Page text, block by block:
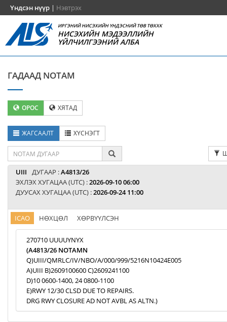
Үндсэн нүүр | Нэвтрэх
ИРГЭНИЙ НИСЭХИЙН ҮНДЭСНИЙ ТӨВ ТӨХХК
НИСЭХИЙН МЭДЭЭЛЛИЙН
ҮЙЛЧИЛГЭЭНИЙ АЛБА
ГАДААД NOTAM
ОРОС ХЯТАД
ЖАГСААЛТ ХҮСНЭГТ
UIII ДУГААР :A4813/26
ЭХЛЭХ ХУГАЦАА (UTC) :2026-09-10 06:00
ДУУСАХ ХУГАЦАА (UTC) :2026-09-24 11:00
ICAO НӨХЦӨЛ ХӨРВҮҮЛСЭН
270710 UUUUYNYX
(A4813/26 NOTAMN
Q)UIII/QMRLC/IV/NBO/A/000/999/5216N10424E005
A)UIII B)2609100600 C)2609241100
D)10 0600-1400, 24 0800-1100
E)RWY 12/30 CLSD DUE TO REPAIRS.
DRG RWY CLOSURE AD NOT AVBL AS ALTN.)